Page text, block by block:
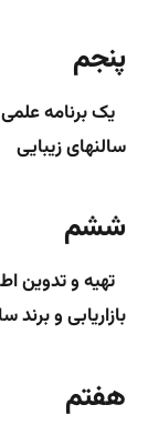
پنجم
یک برنامه
سالنهایزیبایی
ششم
تهیه و تدوین
بازاریابی و
هفتم